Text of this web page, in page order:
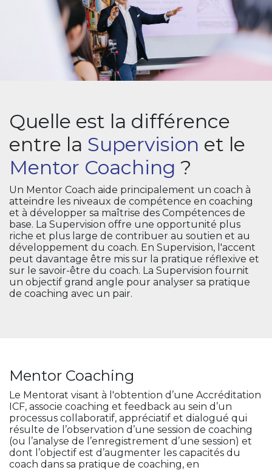
Quelle est la différence
entre la Supervision et le
Mentor Coaching ?
Un Mentor Coach aide principalement un coach à
atteindre les niveaux de compétence en coaching
et à développer sa maîtrise des Compétences de
base. La Supervision offre une opportunité plus
riche et plus large de contribuer au soutien et au
développement du coach. En Supervision, l'accent
peut davantage être mis sur la pratique réflexive et
sur le savoir-être du coach. La Supervision fournit
un objectif grand angle pour analyser sa pratique
de coaching avec un pair.
Mentor Coaching
Le Mentorat visant à l'obtention d’une Accréditation
ICF, associe coaching et feedback au sein d’un
processus collaboratif, appréciatif et dialogué qui
résulte de l’observation d’une session de coaching
(ou l’analyse de l’enregistrement d’une session) et
dont l’objectif est d’augmenter les capacités du
coach dans sa pratique de coaching, en